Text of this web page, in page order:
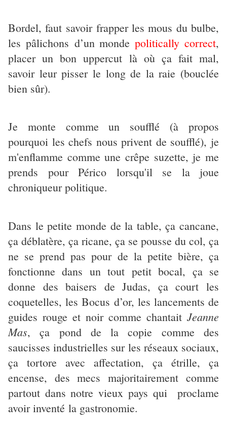
Bordel, faut savoir frapper les mous du bulbe,
les pâlichons d’un mondepolitically correct,
placer un bon uppercut là où ça fait mal,
savoir leur pisser le long de la raie (bouclée
bien sûr).
Je monte comme un soufflé (à propos
pourquoi les chefs nous privent de soufflé), je
m'enflamme comme une crêpe suzette, je me
prends pour Périco lorsqu'il se la joue
chroniqueur politique.
Dans le petite monde de la table, ça cancane,
ça déblatère, ça ricane, ça se pousse du col, ça
ne se prend pas pour de la petite bière, ça
fonctionne dans un tout petit bocal, ça se
donne des baisers de Judas, ça court les
coquetelles, les Bocus d’or, les lancements de
guides rouge et noir comme chantait Jeanne
Mas, ça pond de la copie comme des
saucisses industrielles sur les réseaux sociaux,
ça tortore avec affectation, ça étrille, ça
encense, des mecs majoritairement comme
partout dans notre vieux pays qui proclame
avoir inventé la gastronomie.